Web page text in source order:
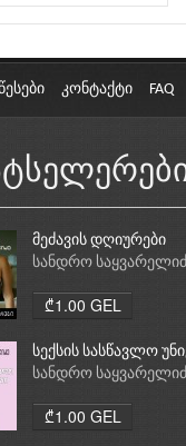
წესები კონტაქტი FAQ
მეძავის დღიურები
სანდრო
₾1.00 GEL
სექსის სასწავლო
სანდრო
₾1.00 GEL